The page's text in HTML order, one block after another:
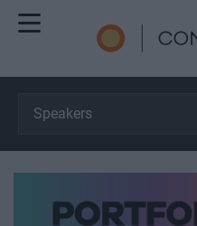
Speakers